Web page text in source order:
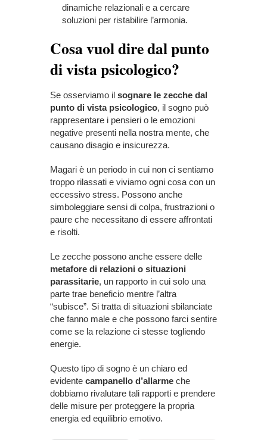
dinamiche relazionali e a cercare
soluzioni per ristabilire l’armonia.
Cosa vuol dire dal punto
di vista psicologico?
Se osserviamo il sognare le zecche dal
punto di vista psicologico, il sogno può
rappresentare i pensieri o le emozioni
negative presenti nella nostra mente, che
causano disagio e insicurezza.
Magari è un periodo in cui non ci sentiamo
troppo rilassati e viviamo ogni cosa con un
eccessivo stress. Possono anche
simboleggiare sensi di colpa, frustrazioni o
paure che necessitano di essere affrontati
e risolti.
Le zecche possono anche essere delle
metafore di relazioni o situazioni
parassitarie, un rapporto in cui solo una
parte trae beneficio mentre l’altra
“subisce”. Si tratta di situazioni sbilanciate
che fanno male e che possono farci sentire
come se la relazione ci stesse togliendo
energie.
Questo tipo di sogno è un chiaro ed
evidente campanello d’allarme che
dobbiamo rivalutare tali rapporti e prendere
delle misure per proteggere la propria
energia ed equilibrio emotivo.